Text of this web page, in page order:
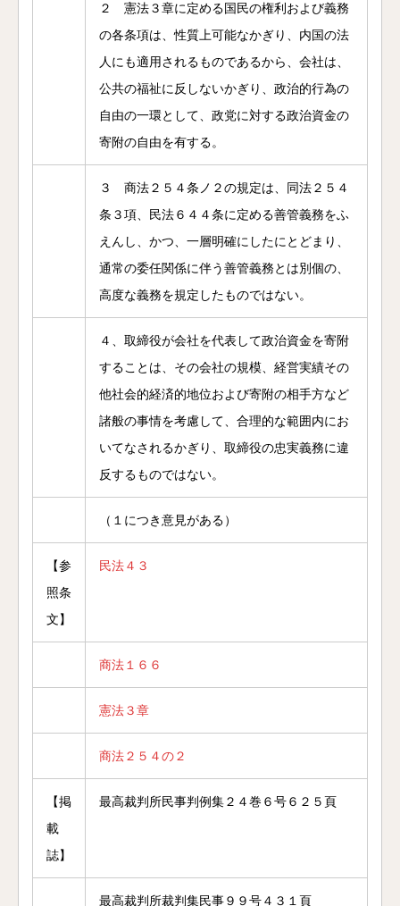
２ 憲法３章に定める国民の権利および義務
の各条項は、性質上可能なかぎり、内国の法
人にも適用されるものであるから、会社は、
公共の福祉に反しないかぎり、政治的行為の
自由の一環として、政党に対する政治資金の
寄附の自由を有する。
３ 商法２５４条ノ２の規定は、同法２５４
条３項、民法６４４条に定める善管義務をふ
えんし、かつ、一層明確にしたにとどまり、
通常の委任関係に伴う善管義務とは別個の、
高度な義務を規定したものではない。
４、取締役が会社を代表して政治資金を寄附
することは、その会社の規模、経営実績その
他社会的経済的地位および寄附の相手方など
諸般の事情を考慮して、合理的な範囲内にお
いてなされるかぎり、取締役の忠実義務に違
反するものではない。
（１につき意見がある）
【参
照条
文】
民法４３
商法１６６
憲法３章
商法２５４の２
【掲
載
誌】
最高裁判所民事判例集２４巻６号６２５頁
最高裁判所裁判集民事９９号４３１頁